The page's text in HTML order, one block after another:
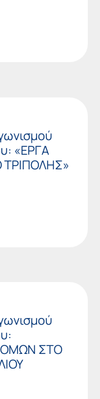
«ΕΡΓΑ
ΣΤΟ